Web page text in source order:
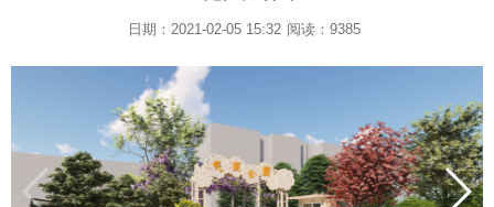
日期：2021-02-05 15:32 阅读：9385